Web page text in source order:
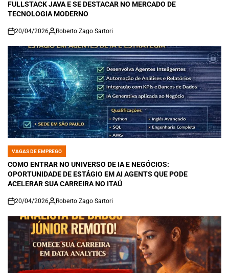
FULLSTACK JAVA E SE DESTACAR NO MERCADO DE
TECNOLOGIA MODERNO
on
20/04/2026 Roberto Zago Sartori
POSTED
IN
VAGAS DE EMPREGO
COMO ENTRAR NO UNIVERSO DE IA E NEGÓCIOS:
OPORTUNIDADE DE ESTÁGIO EM AI AGENTS QUE PODE
ACELERAR SUA CARREIRA NO ITAÚ
on
20/04/2026 Roberto Zago Sartori